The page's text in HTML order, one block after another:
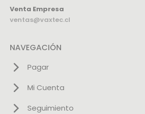
Venta Empresa
ventas@vaxtec.cl
NAVEGACIÓN
Pagar
Mi Cuenta
Seguimiento